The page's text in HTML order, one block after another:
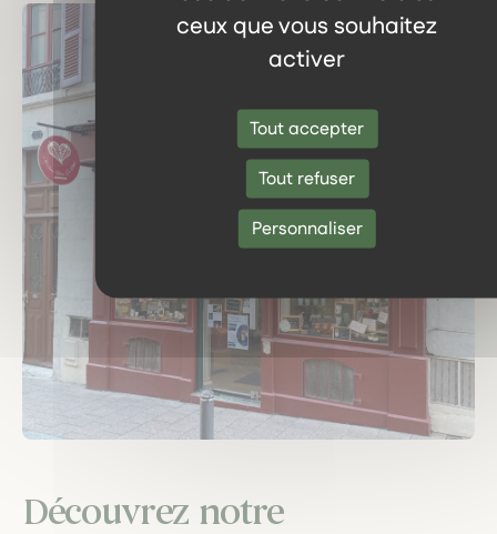
ceux que vous souhaitez
activer
Tout accepter
Tout refuser
Personnaliser
Découvrez notre